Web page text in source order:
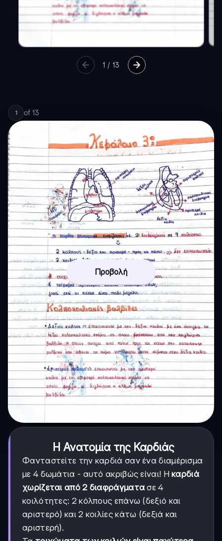
1 / 13
1 of 13
Προβολή
Η Ανατομία της Καρδιάς
Φανταστείτε την καρδιά σαν ένα διαμέρισμα
με 4 δωμάτια - αυτό ακριβώς είναι! Ηκαρδιά
χωρίζεται από 2 διαφράγματα σε 4
κοιλότητες: 2 κόλπους επάνω (δεξιό και
αριστερό) και 2 κοιλίες κάτω (δεξιά και
αριστερή).